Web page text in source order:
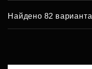
Найдено 82 варианта